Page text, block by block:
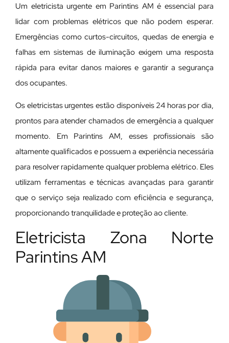
Um eletricista urgente em Parintins AM é essencial para
lidar com problemas elétricos que não podem esperar.
Emergências como curtos-circuitos, quedas de energia e
falhas em sistemas de iluminação exigem uma resposta
rápida para evitar danos maiores e garantir a segurança
dos ocupantes.
Os eletricistas urgentes estão disponíveis 24 horas por dia,
prontos para atender chamados de emergência a qualquer
momento. Em Parintins AM, esses profissionais são
altamente qualificados e possuem a experiência necessária
para resolver rapidamente qualquer problema elétrico. Eles
utilizam ferramentas e técnicas avançadas para garantir
que o serviço seja realizado com eficiência e segurança,
proporcionando tranquilidade e proteção ao cliente.
Eletricista Zona Norte
Parintins AM